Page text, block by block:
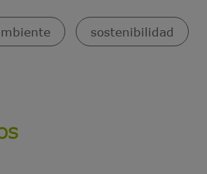
sostenibilidad